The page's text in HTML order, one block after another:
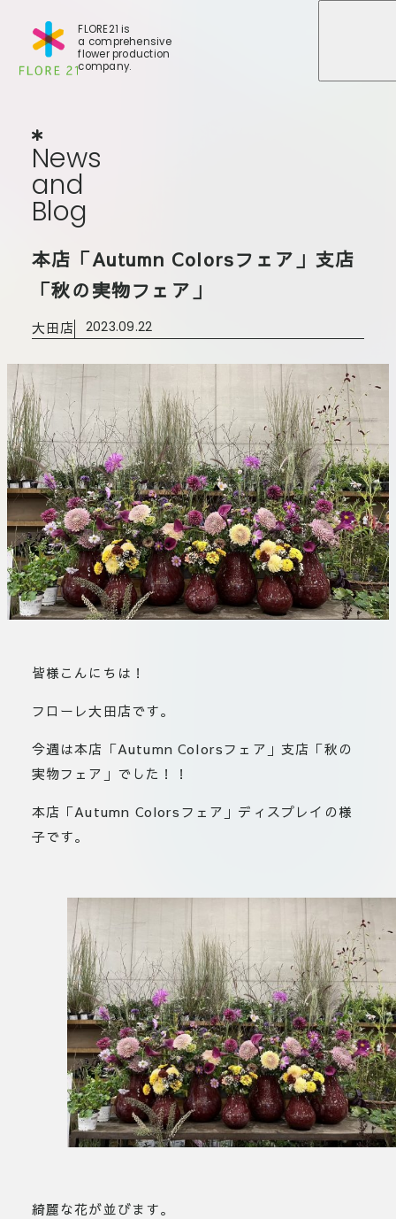
FLORE21 is
a comprehensive
flower production
company.
News
News
and
and
Blog
Blog
本店「Autumn Colorsフェア」支店
「秋の実物フェア」
大田店 2023.09.22
皆様こんにちは！
フローレ大田店です。
今週は本店「Autumn Colorsフェア」支店「秋の
実物フェア」でした！！
本店「Autumn Colorsフェア」ディスプレイの様
子です。
綺麗な花が並びます。
世田谷店
大田支店
板橋店
川崎加工部
BLOG
STORY
Gallery
お取引につ
いて
お問い合わ
せ
EN
Tokyo
facebook